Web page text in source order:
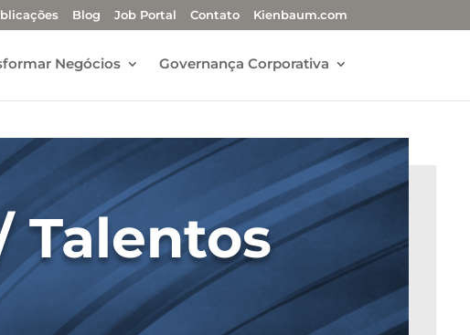
Blog Job Portal Contato Kienbaum.com
Negócios Governança Corporativa
Talentos